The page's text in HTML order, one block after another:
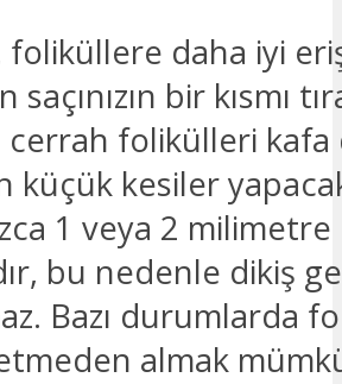
foliküllere daha iyi
saçınızın bir kısmı
cerrah folikülleri
küçük kesiler
1 veya 2 milimetre
bu nedenle dikiş
Bazı durumlarda
almak